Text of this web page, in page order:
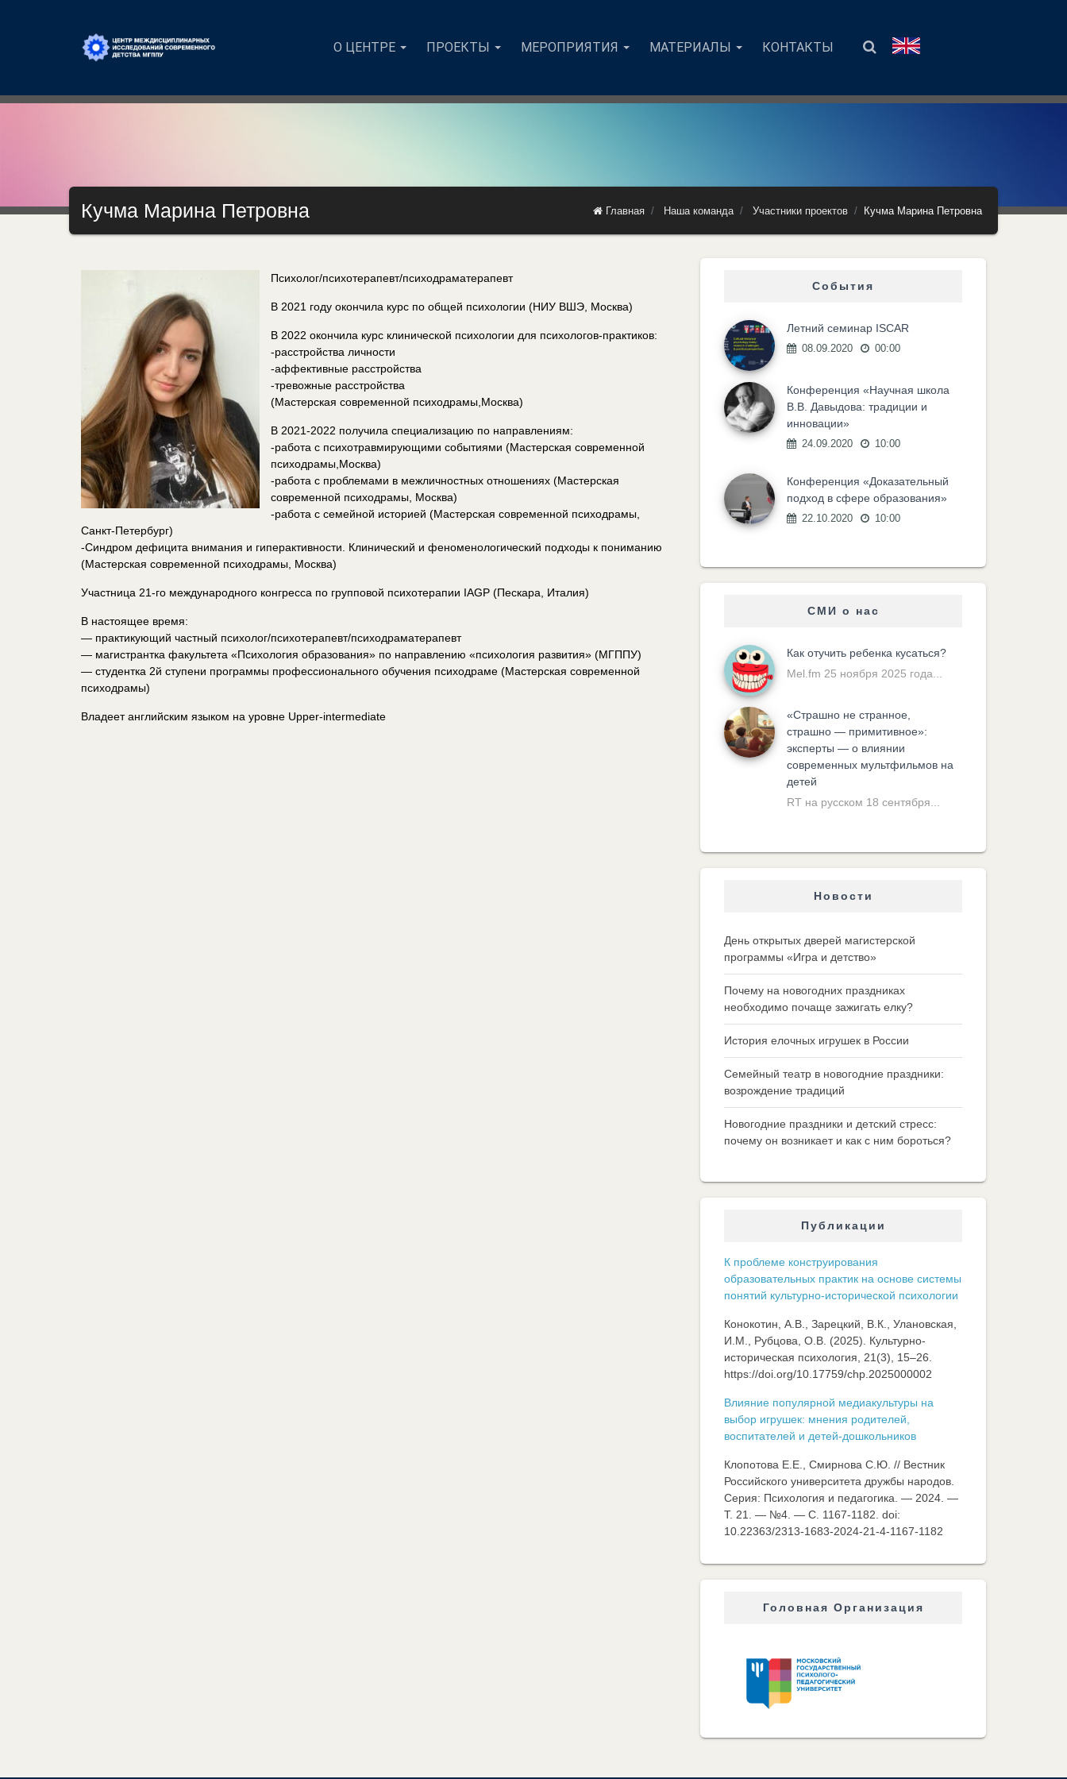
О ЦЕНТРЕ ПРОЕКТЫ МЕРОПРИЯТИЯ МАТЕРИАЛЫ КОНТАКТЫ
Кучма Марина Петровна Главная Наша команда Участники проектов Кучма Марина Петровна
Психолог/психотерапевт/психодраматерапевт
В 2021 году окончила курс по общей психологии (НИУ ВШЭ, Москва)
В 2022 окончила курс клинической психологии для психологов-практиков:
-расстройства личности
-аффективные расстройства
-тревожные расстройства
(Мастерская современной психодрамы,Москва)
В 2021-2022 получила специализацию по направлениям:
-работа с психотравмирующими событиями (Мастерская современной
психодрамы,Москва)
-работа с проблемами в межличностных отношениях (Мастерская
современной психодрамы, Москва)
-работа с семейной историей (Мастерская современной психодрамы,
Санкт-Петербург)
-Синдром дефицита внимания и гиперактивности. Клинический и феноменологический подходы к пониманию
(Мастерская современной психодрамы, Москва)
Участница 21-го международного конгресса по групповой психотерапии IAGP (Пескара, Италия)
В настоящее время:
— практикующий частный психолог/психотерапевт/психодраматерапевт
— магистрантка факультета «Психология образования» по направлению «психология развития» (МГППУ)
— студентка 2й ступени программы профессионального обучения психодраме (Мастерская современной
психодрамы)
Владеет английским языком на уровне Upper-intermediate
События
Летний семинар ISCAR
08.09.2020 00:00
Конференция «Научная школа
В.В. Давыдова: традиции и
инновации»
24.09.2020 10:00
Конференция «Доказательный
подход в сфере образования»
22.10.2020 10:00
СМИ о нас
Как отучить ребенка кусаться?
Mel.fm 25 ноября 2025 года...
«Cтрашно не странное,
страшно — примитивное»:
эксперты — о влиянии
современных мультфильмов на
детей
RT на русском 18 сентября...
Новости
День открытых дверей магистерской
программы «Игра и детство»
Почему на новогодних праздниках
необходимо почаще зажигать елку?
История елочных игрушек в России
Семейный театр в новогодние праздники:
возрождение традиций
Новогодние праздники и детский стресс:
почему он возникает и как с ним бороться?
Публикации
К проблеме конструирования
образовательных практик на основе системы
понятий культурно-исторической психологии
Конокотин, А.В., Зарецкий, В.К., Улановская,
И.М., Рубцова, О.В. (2025). Культурно-
историческая психология, 21(3), 15–26.
https://doi.org/10.17759/chp.2025000002
Влияние популярной медиакультуры на
выбор игрушек: мнения родителей,
воспитателей и детей-дошкольников
Клопотова Е.Е., Смирнова С.Ю. // Вестник
Российского университета дружбы народов.
Серия: Психология и педагогика. — 2024. —
Т. 21. — №4. — C. 1167-1182. doi:
10.22363/2313-1683-2024-21-4-1167-1182
Головная Организация